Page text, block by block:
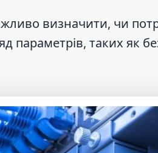
визначити, чи
таких як